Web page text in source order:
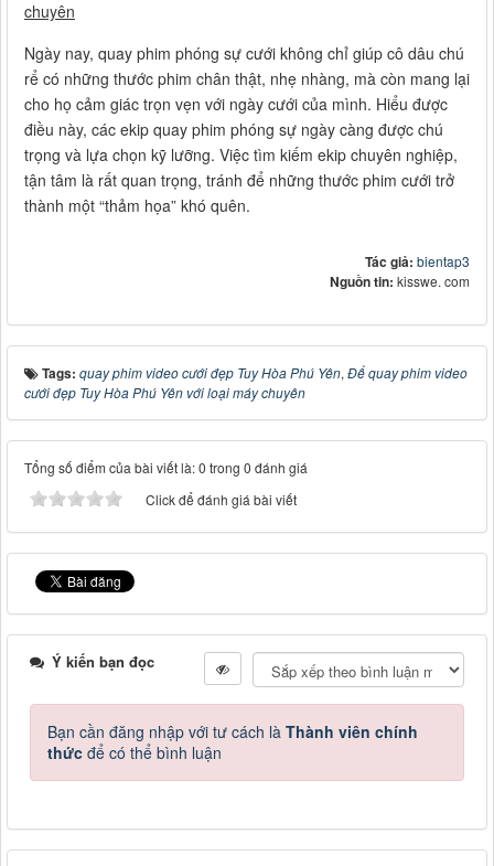
chuyên
Ngày nay, quay phim phóng sự cưới không chỉ giúp cô dâu chú
rể có những thước phim chân thật, nhẹ nhàng, mà còn mang lại
cho họ cảm giác trọn vẹn với ngày cưới của mình. Hiểu được
điều này, các ekip quay phim phóng sự ngày càng được chú
trọng và lựa chọn kỹ lưỡng. Việc tìm kiếm ekip chuyên nghiệp,
tận tâm là rất quan trọng, tránh để những thước phim cưới trở
thành một “thảm họa” khó quên.
Tác giả: bientap3
Nguồn tin: kisswe. com
Tags: quay phim video cưới đẹp Tuy Hòa Phú Yên, Để quay phim video
cưới đẹp Tuy Hòa Phú Yên với loại máy chuyên
Tổng số điểm của bài viết là: 0 trong 0 đánh giá
Click để đánh giá bài viết
Ý kiến bạn đọc
Bạn cần đăng nhập với tư cách là Thành viên chính
thức để có thể bình luận